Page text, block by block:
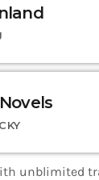
unblimited